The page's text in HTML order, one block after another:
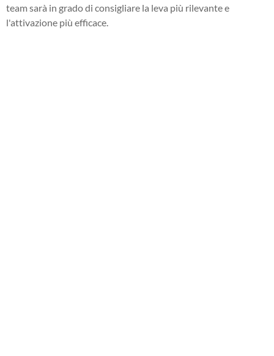
team sarà in grado di consigliare la leva più rilevante e
l'attivazione più efficace.